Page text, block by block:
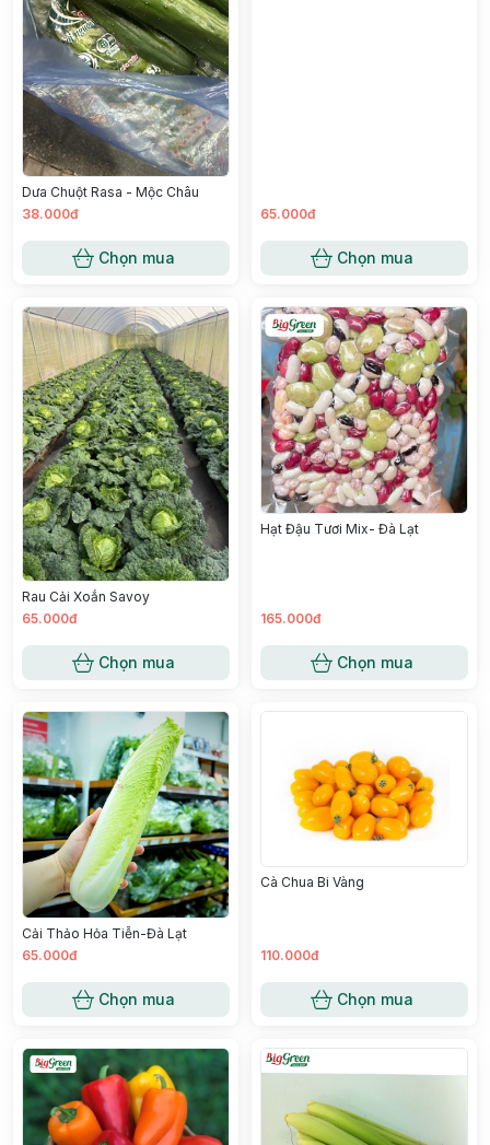
Dưa Chuột Rasa - Mộc Châu
38.000đ
Chọn mua
65.000đ
Chọn mua
Rau Cải Xoắn Savoy
65.000đ
Chọn mua
Hạt Đậu Tươi Mix- Đà Lạt
165.000đ
Chọn mua
Cải Thảo Hỏa Tiễn-Đà Lạt
65.000đ
Chọn mua
Cà Chua Bi Vàng
110.000đ
Chọn mua